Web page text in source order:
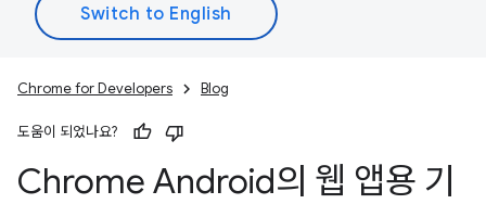
Chrome for Developers Blog
도움이 되었나요?
Chrome Android의 웹 앱용 기